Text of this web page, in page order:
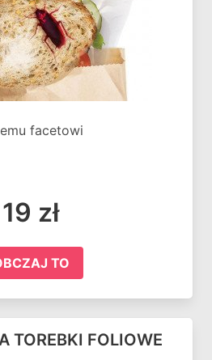
facetowi
19 zł
TO
TOREBKI FOLIOWE